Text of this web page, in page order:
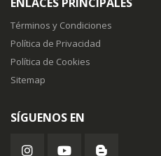
Términos y Condiciones
Política de Privacidad
Política de Cookies
Sitemap
SÍGUENOS EN